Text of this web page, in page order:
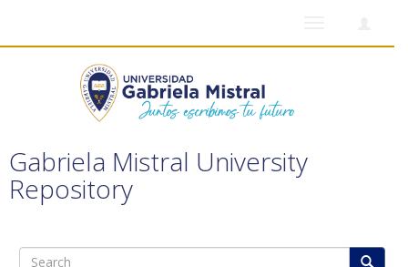
Gabriela Mistral University
Repository